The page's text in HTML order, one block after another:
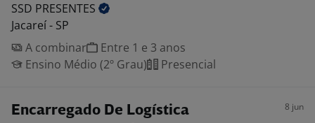
SSD PRESENTES
Jacareí - SP
A combinar
Entre 1 e 3 anos
Ensino Médio (2º Grau)
Presencial
Encarregado De Logística 8 jun